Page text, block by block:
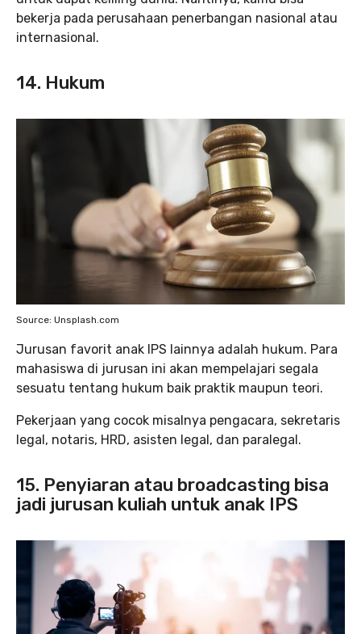
bekerja pada perusahaan penerbangan nasional atau
internasional.
14. Hukum
Source: Unsplash.com
Jurusan favorit anak IPS lainnya adalah hukum. Para
mahasiswa di jurusan ini akan mempelajari segala
sesuatu tentang hukum baik praktik maupun teori.
Pekerjaan yang cocok misalnya pengacara, sekretaris
legal, notaris, HRD, asisten legal, dan paralegal.
15. Penyiaran atau broadcasting bisa
jadi jurusan kuliah untuk anak IPS